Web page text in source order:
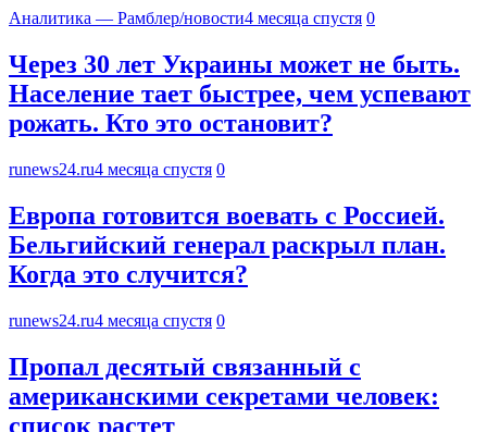
Аналитика — Рамблер/новости4 месяца спустя 0
Через 30 лет Украины может не быть.
Население тает быстрее, чем успевают
рожать. Кто это остановит?
runews24.ru4 месяца спустя 0
Европа готовится воевать с Россией.
Бельгийский генерал раскрыл план.
Когда это случится?
runews24.ru4 месяца спустя 0
Пропал десятый связанный с
американскими секретами человек:
список растет